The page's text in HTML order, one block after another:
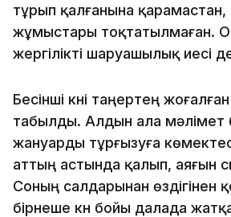
тұрып қалғанына қарамастан,
жұмыстары тоқтатылмаған.
жергілікті шаруашылық иесі
Бесінші күні таңертең
табылды. Алдын ала мәлімет
жануарды тұрғызуға
аттың астында қалып, аяғын
Соның салдарынан өздігінен
бірнеше күн бойы далада